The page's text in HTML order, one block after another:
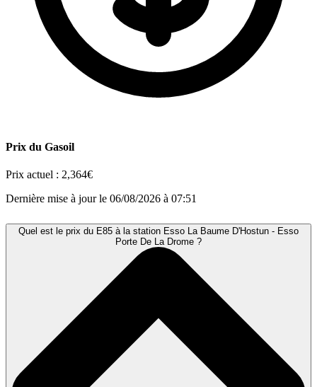
Prix du Gasoil
Prix actuel : 2,364€
Dernière mise à jour le 06/08/2026 à 07:51
Quel est le prix du E85 à la station Esso La Baume D'Hostun - Esso
Porte De La Drome ?